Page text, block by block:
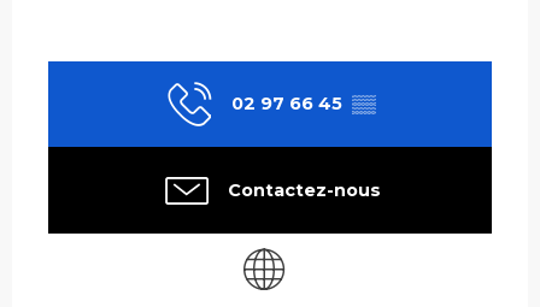
02 97 66 45 ▒▒
Contactez-nous